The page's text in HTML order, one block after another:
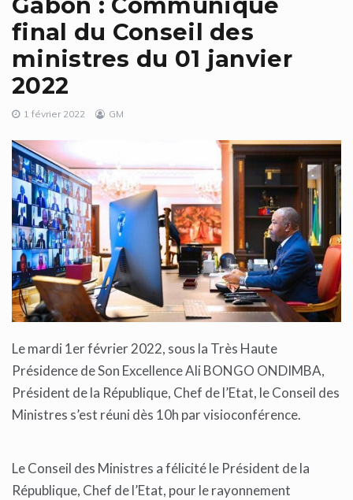
final du Conseil des
ministres du 01 janvier
2022
1 février 2022 GM
Le mardi 1er février 2022, sous la Très Haute
Présidence de Son Excellence Ali BONGO ONDIMBA,
Président de la République, Chef de l’Etat, le Conseil des
Ministres s’est réuni dès 10h par visioconférence.
Le Conseil des Ministres a félicité le Président de la
République, Chef de l’Etat, pour le rayonnement